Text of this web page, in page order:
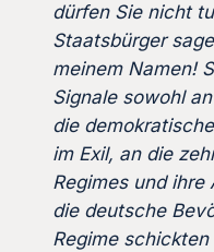
dürfen Sie nicht
Staatsbürger
meinem Namen!
Signale sowohl
die
im Exil, an die
Regimes und ihre
die deutsche
Regime schickten